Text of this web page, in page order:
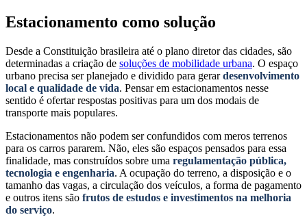
Estacionamento como solução
Desde a Constituição brasileira até o plano diretor das cidades, são
determinadas a criação de soluções de mobilidade urbana. O espaço
urbano precisa ser planejado e dividido para gerardesenvolvimento
local e qualidade de vida. Pensar em estacionamentos nesse
sentido é ofertar respostas positivas para um dos modais de
transporte mais populares.
Estacionamentos não podem ser confundidos com meros terrenos
para os carros pararem. Não, eles são espaços pensados para essa
finalidade, mas construídos sobre uma regulamentação pública,
tecnologia e engenharia. A ocupação do terreno, a disposição e o
tamanho das vagas, a circulação dos veículos, a forma de pagamento
e outros itens são frutos de estudos e investimentos na melhoria
do serviço.